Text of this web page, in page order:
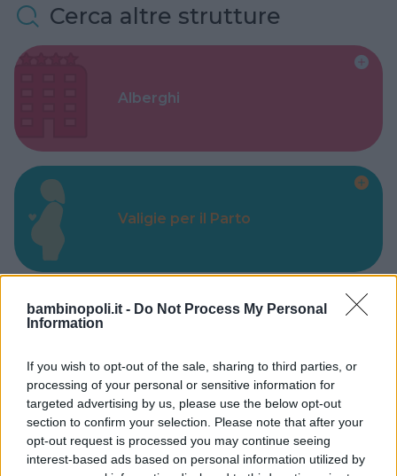
bambinopoli.it - Do Not Process My Personal
Information
If you wish to opt-out of the sale, sharing to third parties, or
processing of your personal or sensitive information for
targeted advertising by us, please use the below opt-out
section to confirm your selection. Please note that after your
opt-out request is processed you may continue seeing
interest-based ads based on personal information utilized by
Cerca altre strutture
Alberghi
Valigie per il Parto
Laboratori creativi per bambini